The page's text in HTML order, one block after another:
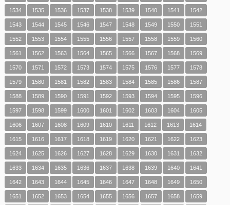
1534 1535 1536 1537 1538 1539 1540 1541 1542
1543 1544 1545 1546 1547 1548 1549 1550 1551
1552 1553 1554 1555 1556 1557 1558 1559 1560
1561 1562 1563 1564 1565 1566 1567 1568 1569
1570 1571 1572 1573 1574 1575 1576 1577 1578
1579 1580 1581 1582 1583 1584 1585 1586 1587
1588 1589 1590 1591 1592 1593 1594 1595 1596
1597 1598 1599 1600 1601 1602 1603 1604 1605
1606 1607 1608 1609 1610 1611 1612 1613 1614
1615 1616 1617 1618 1619 1620 1621 1622 1623
1624 1625 1626 1627 1628 1629 1630 1631 1632
1633 1634 1635 1636 1637 1638 1639 1640 1641
1642 1643 1644 1645 1646 1647 1648 1649 1650
1651 1652 1653 1654 1655 1656 1657 1658 1659